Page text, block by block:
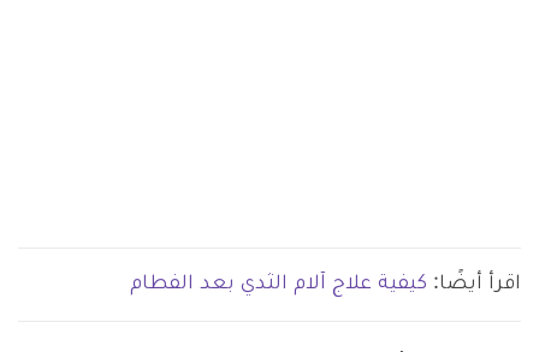
اقرأ أيضًا: كيفية علاج آلام الثدي بعد الفطام